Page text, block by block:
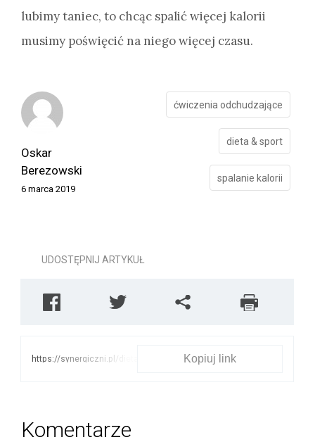
lubimy taniec, to chcąc spalić więcej kalorii
musimy poświęcić na niego więcej czasu.
Oskar
Berezowski
6 marca 2019
ćwiczenia odchudzające
dieta & sport
spalanie kalorii
UDOSTĘPNIJ ARTYKUŁ
https://synergiczni.pl/dieta-
Kopiuj link
Komentarze